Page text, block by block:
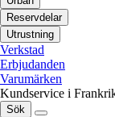
Reservdelar
Utrustning
Verkstad
Erbjudanden
Varumärken
Kundservice i
Sök